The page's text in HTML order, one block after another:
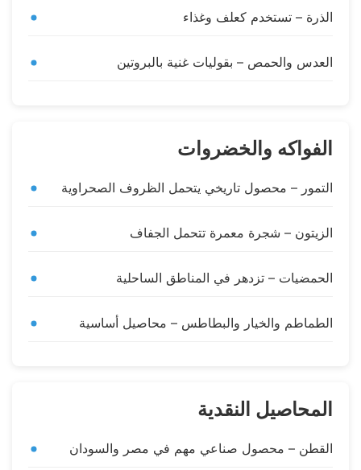
الذرة – تستخدم كعلف وغذاء
العدس والحمص – بقوليات غنية بالبروتين
الفواكه والخضروات
التمور – محصول تاريخي يتحمل الظروف الصحراوية
الزيتون – شجرة معمرة تتحمل الجفاف
الحمضيات – تزدهر في المناطق الساحلية
الطماطم والخيار والبطاطس – محاصيل أساسية
المحاصيل النقدية
القطن – محصول صناعي مهم في مصر والسودان